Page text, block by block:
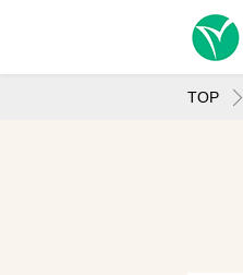
TOP